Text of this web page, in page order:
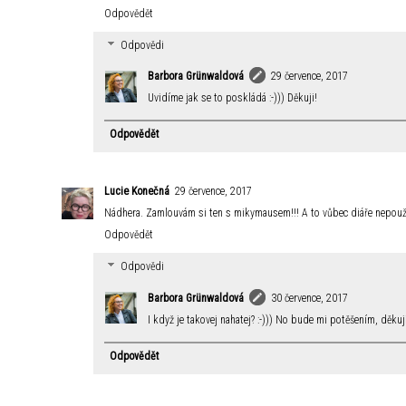
Odpovědět
Odpovědi
Barbora Grünwaldová
29 července, 2017
Uvidíme jak se to poskládá :-))) Děkuji!
Odpovědět
Lucie Konečná 29 července, 2017
Nádhera. Zamlouvám si ten s mikymausem!!! A to vůbec diáře
Odpovědět
Odpovědi
Barbora Grünwaldová
30 července, 2017
I když je takovej nahatej? :-))) No bude mi potěšením,
Odpovědět